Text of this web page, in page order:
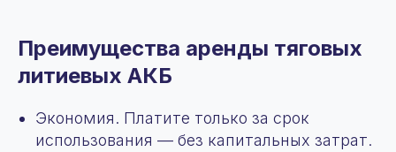
Преимущества аренды тяговых
литиевых АКБ
Экономия. Платите только за срок
использования — без капитальных затрат.